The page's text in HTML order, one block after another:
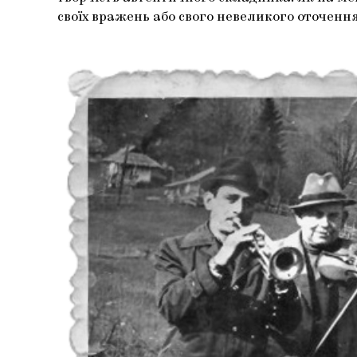
своїх вражень або свого невеликого